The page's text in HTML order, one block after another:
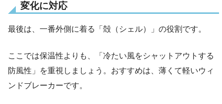
変化に対応
最後は、一番外側に着る「殻（シェル）」の役割です。
ここでは保温性よりも、「冷たい風をシャットアウトする
防風性」を重視しましょう。おすすめは、薄くて軽いウィ
ンドブレーカーです。